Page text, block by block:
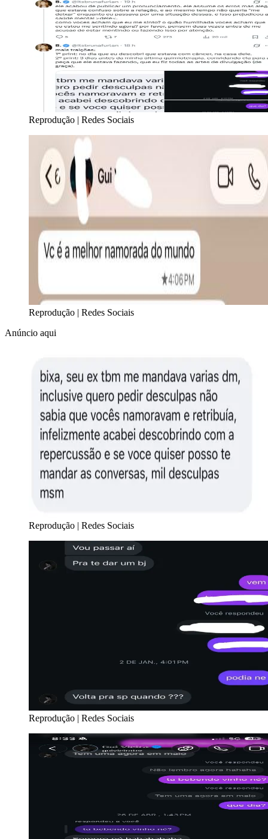
Reprodução | Redes Sociais
Reprodução | Redes Sociais
Anúncio aqui
Reprodução | Redes Sociais
Reprodução | Redes Sociais